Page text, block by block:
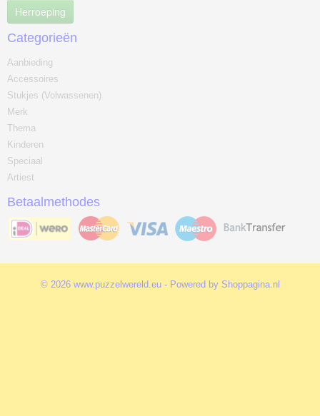
Herroeping
Categorieën
Aanbieding
Accessoires
Stukjes (Volwassenen)
Merk
Thema
Kinderen
Speciaal
Artiest
Betaalmethodes
© 2026 www.puzzelwereld.eu - Powered by Shoppagina.nl